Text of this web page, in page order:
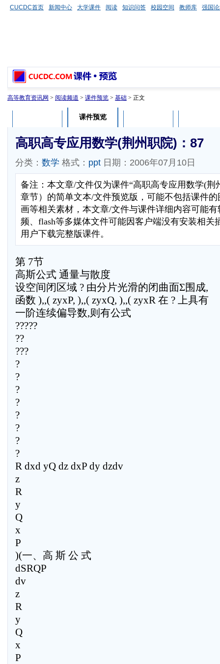
CUCDC首页 新闻中心 大学课件 阅读 知识问答 校园空间 教师库 强国
高等教育资讯网 > 阅读频道 > 课件预览 > 基础 > 正文
课件预览
高职高专应用数学(荆州职院)：87
分类： 数学 格式： ppt 日期：2006年07月10日
备注：本文章/文件仅为课件“高职高专应用数学(荆
章节）的简单文本/文件预览版，可能不包括课件
画等相关素材，本文章/文件与课件详细内容可能
频、flash等多媒体文件可能因客户端没有安装相关
用户下载完整版课件。
第 7节
高斯公式 通量与散度
设空间闭区域 ? 由分片光滑的闭曲面Σ围成,
函数 ),,( zyxP, ),,( zyxQ, ),,( zyxR 在 ? 上具有
一阶连续偏导数,则有公式
?????
??
???
?
?
?
?
?
?
?
?
R dxd yQ dz dxP dy dzdv
z
R
y
Q
x
P
)(一、高 斯 公 式
dSRQP
dv
z
R
y
Q
x
P